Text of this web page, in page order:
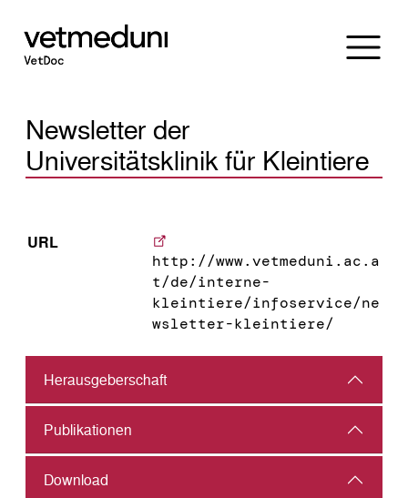
Newsletter der
Universitätsklinik für Kleintiere
URL
http://www.vetmeduni.ac.a
t/de/interne-
kleintiere/infoservice/ne
wsletter-kleintiere/
Herausgeber­schaft
Publikationen
Download